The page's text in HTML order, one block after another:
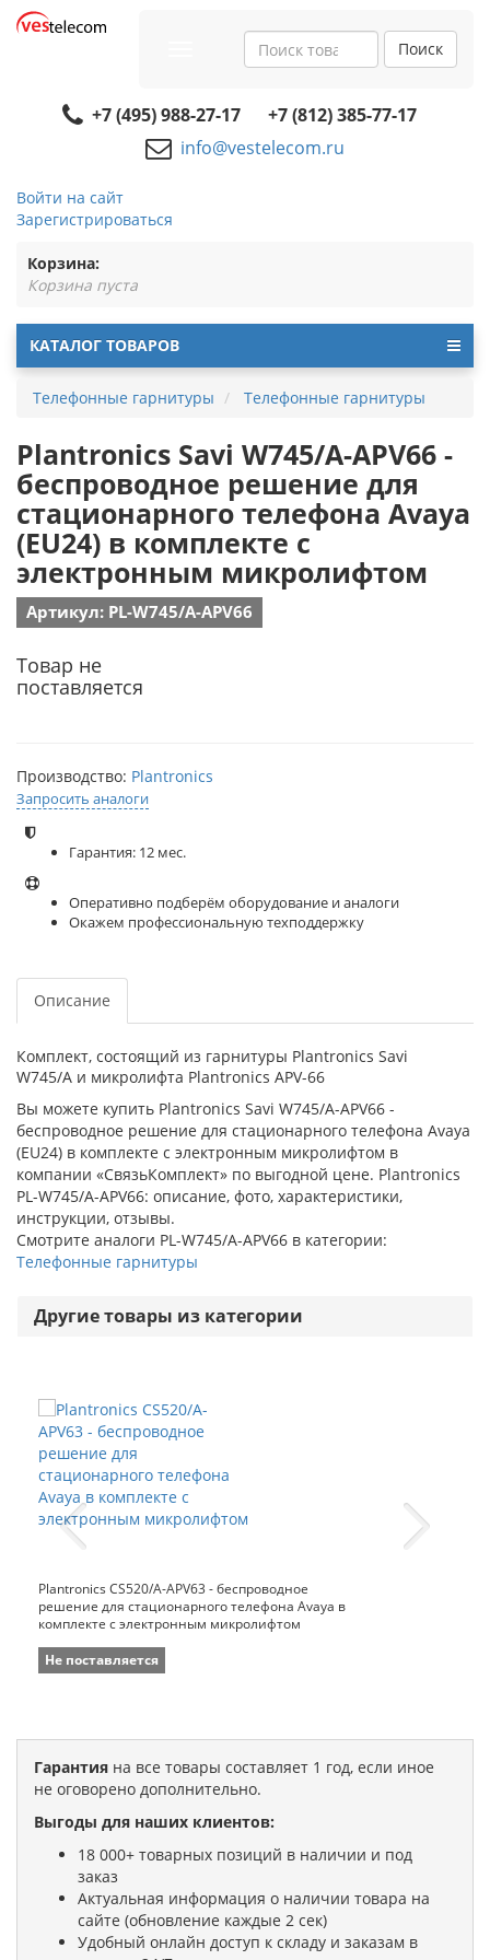
navigation
Поиск
+7 (495) 988-27-17
+7 (812) 385-77-17
info@vestelecom.ru
Войти на сайт
Зарегистрироваться
Корзина:
Корзина пуста
КАТАЛОГ ТОВАРОВ
Телефонные гарнитуры Телефонные гарнитуры
Plantronics Savi W745/A-APV66 -
беспроводное решение для
стационарного телефона Avaya
(EU24) в комплекте с
электронным микролифтом
Артикул: PL-W745/A-APV66
Товар не
поставляется
Производство: Plantronics
Запросить аналоги
Гарантия: 12 мес.
Оперативно подберём оборудование и аналоги
Окажем профессиональную техподдержку
Описание
Комплект, состоящий из гарнитуры Plantronics Savi
W745/A и микролифта Plantronics АРV-66
Вы можете купить Plantronics Savi W745/A-APV66 -
беспроводное решение для стационарного телефона Avaya
(EU24) в комплекте с электронным микролифтом в
компании «СвязьКомплект» по выгодной цене. Plantronics
PL-W745/A-APV66: описание, фото, характеристики,
инструкции, отзывы.
Смотрите аналоги PL-W745/A-APV66 в категории:
Телефонные гарнитуры
Другие товары из категории
Plantronics CS520/A-APV63 - беспроводное
решение для стационарного телефона Avaya в
комплекте с электронным микролифтом
Не поставляется
Гарантия на все товары составляет 1 год, если иное
не оговорено дополнительно.
Выгоды для наших клиентов:
18 000+ товарных позиций в наличии и под
заказ
Актуальная информация о наличии товара на
сайте (обновление каждые 2 сек)
Удобный онлайн доступ к складу и заказам в